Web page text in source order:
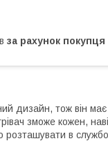
за рахунок покупця
дизайн, тож він має
зможе кожен,
розташувати в